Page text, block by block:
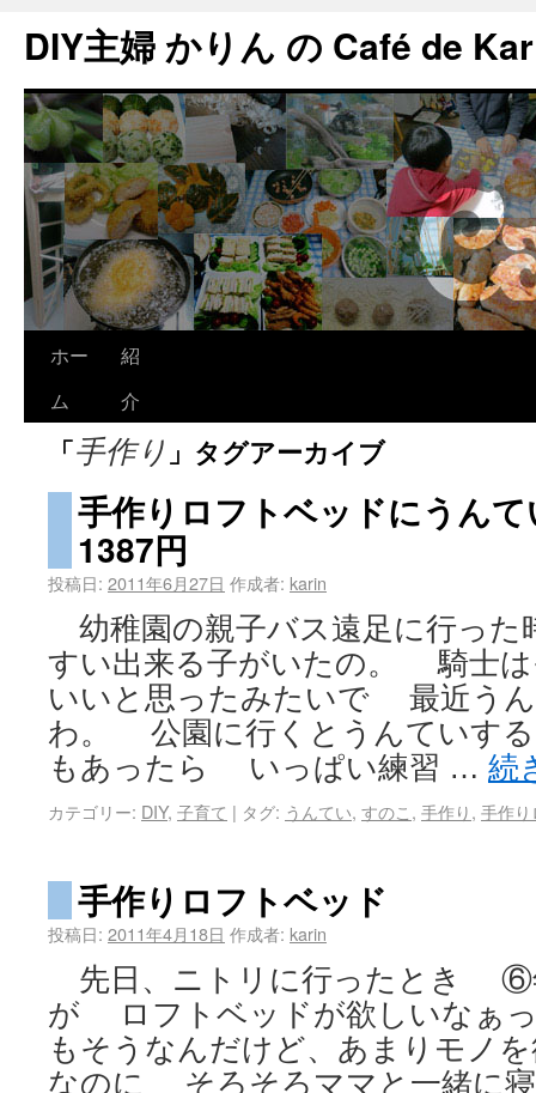
DIY主婦 かりん の Café de
ホー
ム
紹
介
「手作り 」タグアーカイブ
手作りロフトベッドにうん
1387円
投稿日: 2011年6月27日 作成者: karin
幼稚園の親子バス遠足に行った
すい出来る子がいたの。 騎士は
いいと思ったみたいで 最近う
わ。 公園に行くとうんていす
もあったら いっぱい練習 … 続
カテゴリー: DIY, 子育て | タグ: うんてい, すのこ , 手作り, 手作
手作りロフトベッド
投稿日: 2011年4月18日 作成者: karin
先日、ニトリに行ったとき ⑥
が ロフトベッドが欲しいなぁ
もそうなんだけど、あまりモノ
なのに そろそろママと一緒に